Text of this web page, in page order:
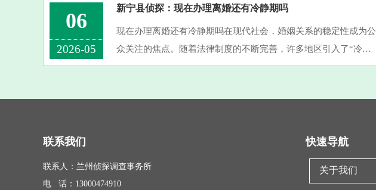
心“孩子的抚养费到几岁为止···
06
2026-05
新宁县侦探：现在办理离婚还有冷静期吗
现在办理离婚还有冷静期吗在现代社会，婚姻关系的稳定性成为公
众关注的焦点。随着法律制度的不断完善，许多地区引入了“冷静
期”制度，以减少冲动离婚带来的负面影响。那么，“现在办理离婚
联系我们
联系人：兰州侦探调查事务所
电 话：13000474910
快速导航
关于我们